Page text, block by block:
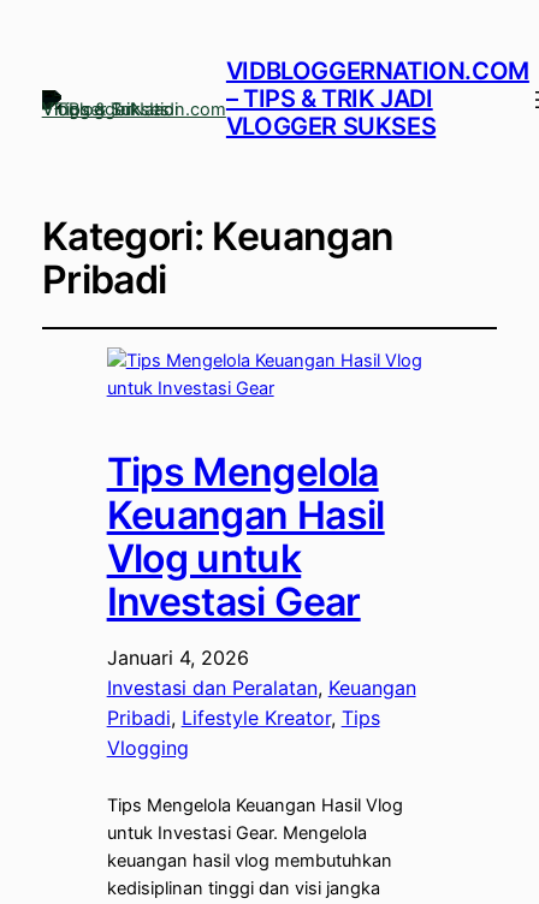
VIDBLOGGERNATION.COM
– TIPS & TRIK JADI
VLOGGER SUKSES
Kategori: Keuangan
Pribadi
Tips Mengelola
Keuangan Hasil
Vlog untuk
Investasi Gear
Januari 4, 2026
Investasi dan Peralatan, Keuangan
Pribadi, Lifestyle Kreator, Tips
Vlogging
Tips Mengelola Keuangan Hasil Vlog
untuk Investasi Gear. Mengelola
keuangan hasil vlog membutuhkan
kedisiplinan tinggi dan visi jangka